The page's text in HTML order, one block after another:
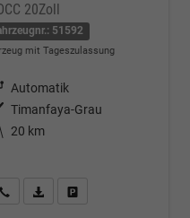
20Zoll
51592
mit Tageszulassung
Automatik
Timanfaya-Grau
Kilometerstand
20 km
Kontakt & Angebot anfordern
PDF-Datei, Fahrzeugexposé